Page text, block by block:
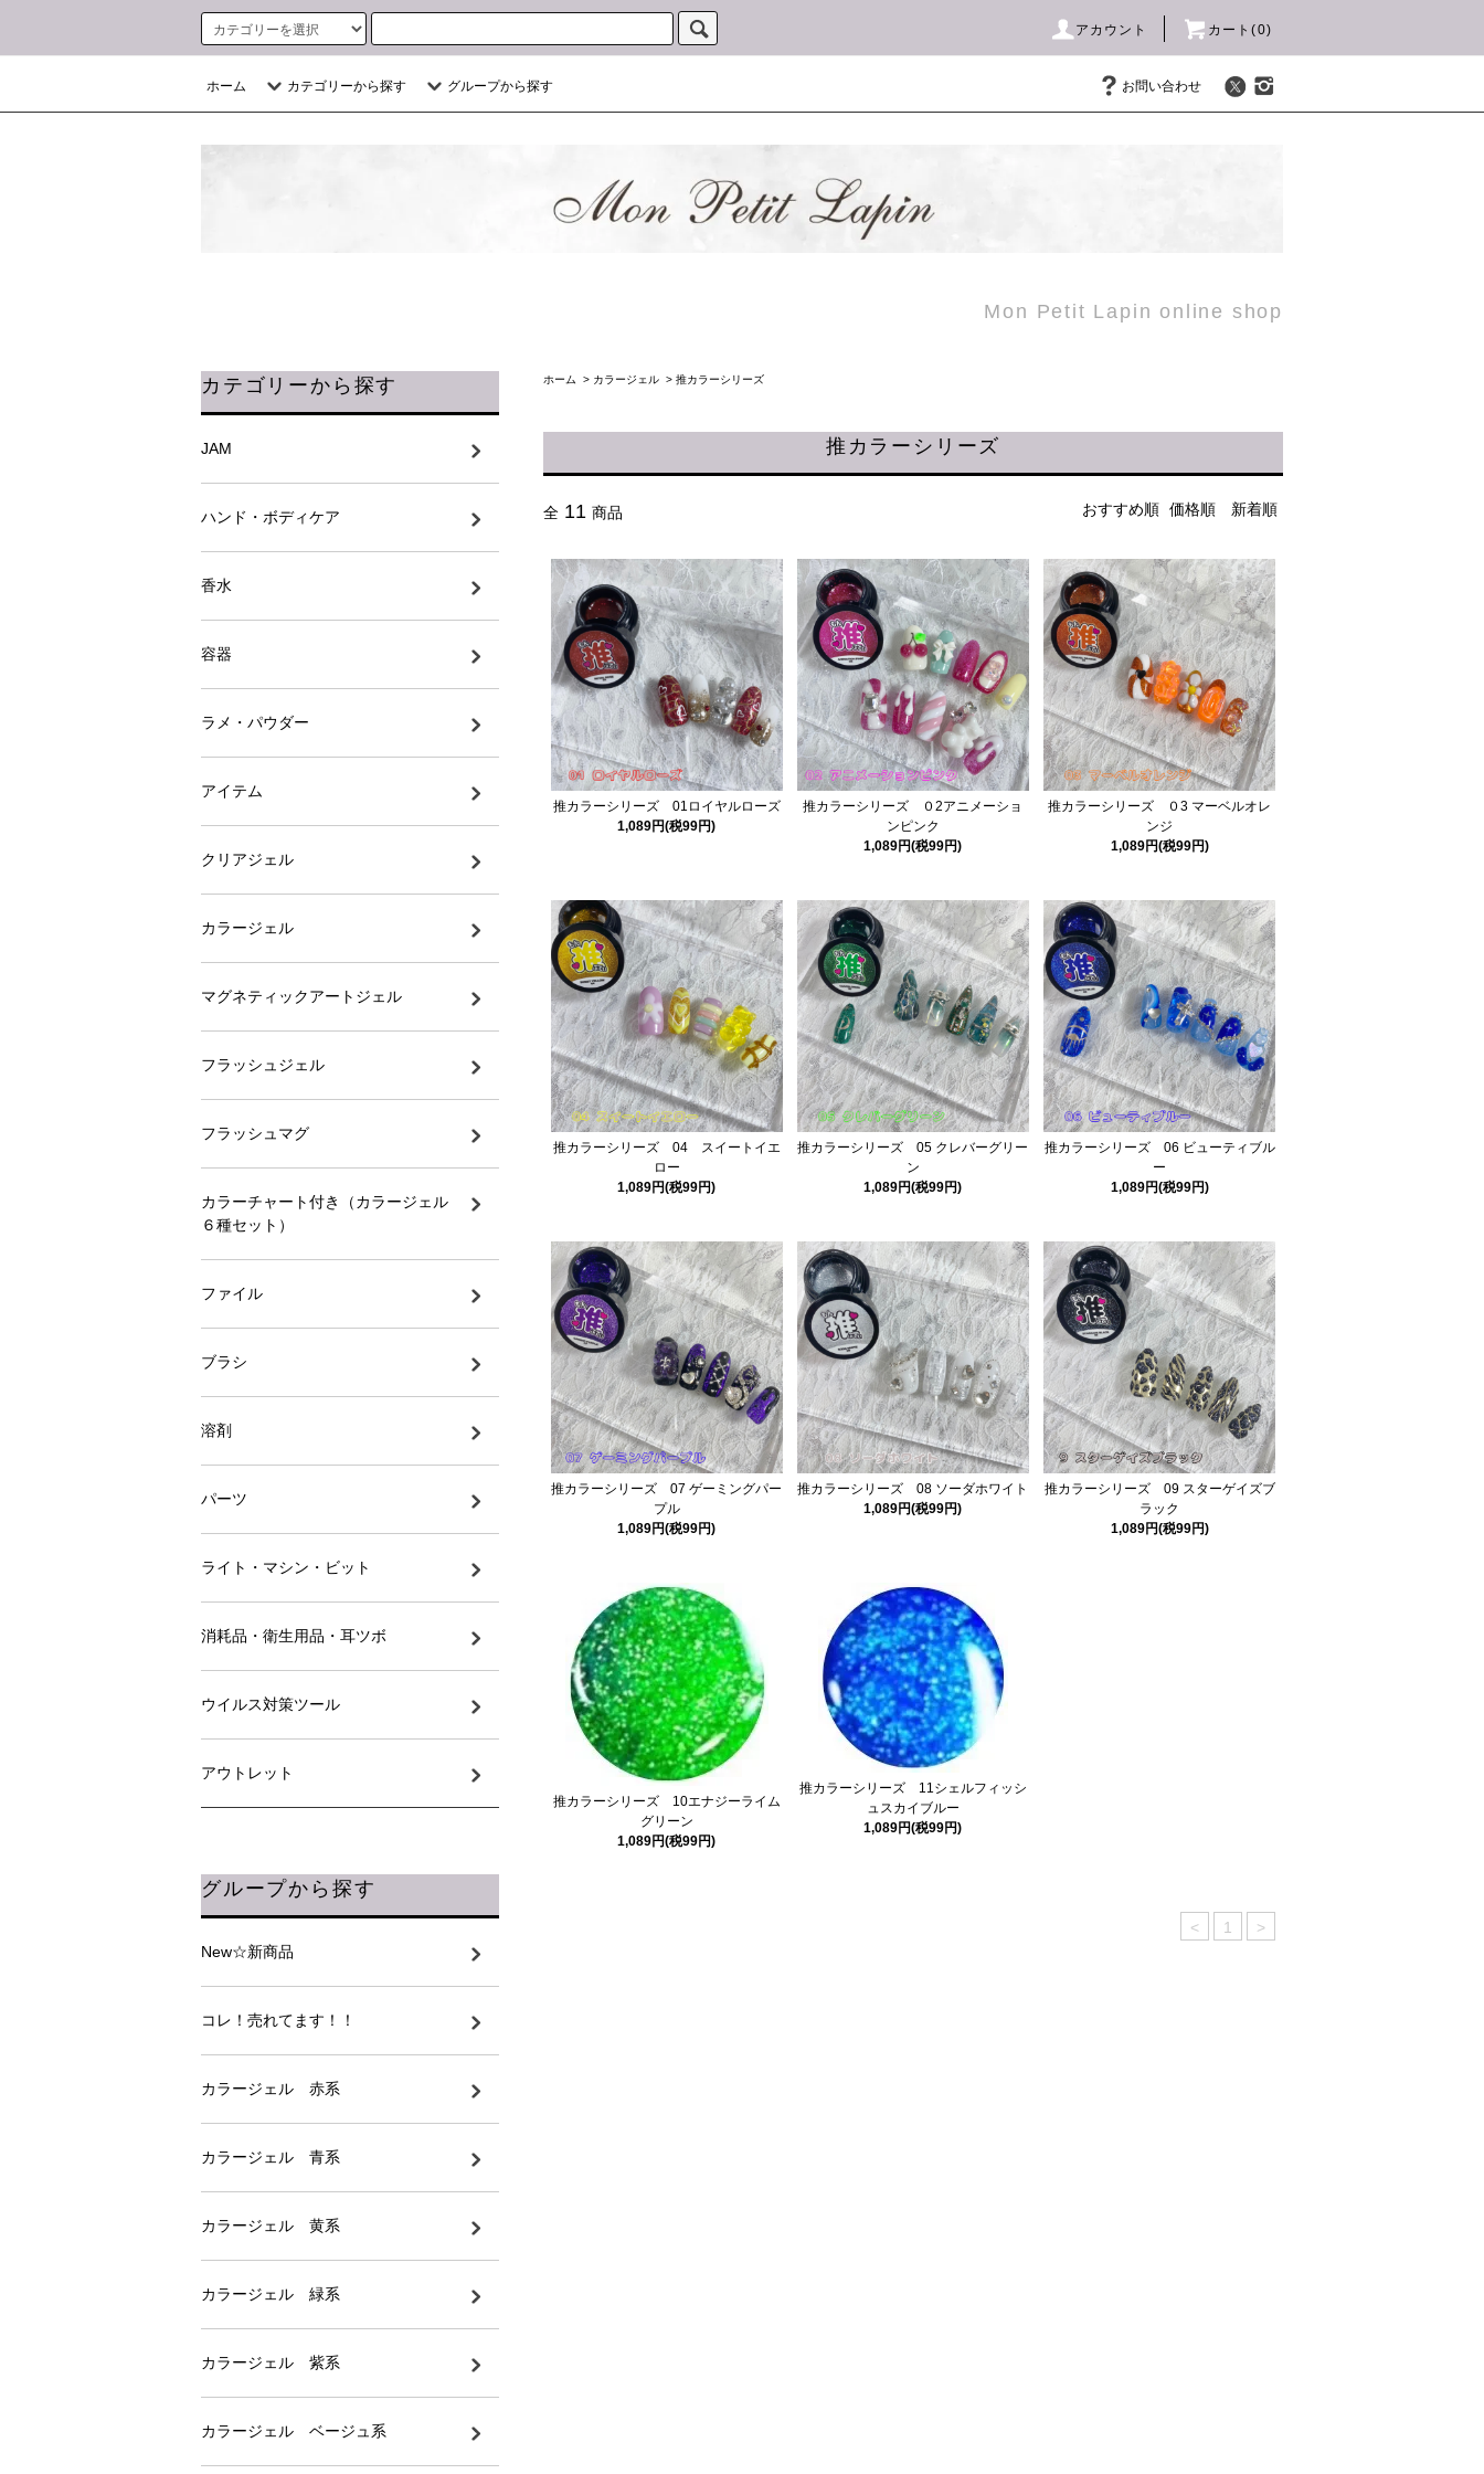
アカウント カート(0)
ホーム カテゴリーから探す グループから探す お問い合わせ
Mon Petit Lapin online shop
ホーム > カラージェル > 推カラーシリーズ
推カラーシリーズ
全 11 商品 おすすめ順 価格順 新着順
推カラーシリーズ 01ロイヤルローズ
1,089円(税99円)
推カラーシリーズ ０2アニメーショ
ンピンク
1,089円(税99円)
推カラーシリーズ ０3 マーベルオレ
ンジ
1,089円(税99円)
推カラーシリーズ 04 スイートイエ
ロー
1,089円(税99円)
推カラーシリーズ 05 クレバーグリー
ン
1,089円(税99円)
推カラーシリーズ 06 ビューティブル
ー
1,089円(税99円)
推カラーシリーズ 07 ゲーミングパー
プル
1,089円(税99円)
推カラーシリーズ 08 ソーダホワイト
1,089円(税99円)
推カラーシリーズ 09 スターゲイズブ
ラック
1,089円(税99円)
推カラーシリーズ 10エナジーライム
グリーン
1,089円(税99円)
推カラーシリーズ 11シェルフィッシ
ュスカイブルー
1,089円(税99円)
< 1 >
カテゴリーから探す
JAM
ハンド・ボディケア
香水
容器
ラメ・パウダー
アイテム
クリアジェル
カラージェル
マグネティックアートジェル
フラッシュジェル
フラッシュマグ
カラーチャート付き（カラージェル
６種セット）
ファイル
ブラシ
溶剤
パーツ
ライト・マシン・ビット
消耗品・衛生用品・耳ツボ
ウイルス対策ツール
アウトレット
グループから探す
New☆新商品
コレ！売れてます！！
カラージェル 赤系
カラージェル 青系
カラージェル 黄系
カラージェル 緑系
カラージェル 紫系
カラージェル ベージュ系